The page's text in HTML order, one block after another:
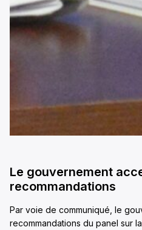
Le gouvernement
recommandations
Par voie de communiqué, le
recommandations du panel sur